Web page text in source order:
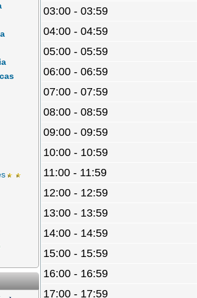
03:00 - 03:59
04:00 - 04:59
05:00 - 05:59
06:00 - 06:59
07:00 - 07:59
08:00 - 08:59
09:00 - 09:59
10:00 - 10:59
11:00 - 11:59
12:00 - 12:59
13:00 - 13:59
14:00 - 14:59
15:00 - 15:59
16:00 - 16:59
17:00 - 17:59